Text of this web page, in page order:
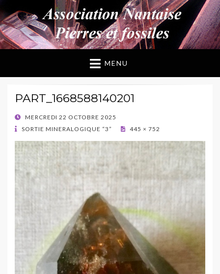
ANPF
Association Nantaise Pierres et Fossiles
MENU
PART_1668588140201
POSTED
ON
MERCREDI 22 OCTOBRE 2025
SORTIE MINERALOGIQUE “3”
445 × 752